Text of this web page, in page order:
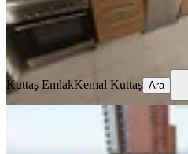
Kuttaş Emlak Kemal Kuttaş
Ara
Kuttaş EmlakKemal Kuttaş Ara
Çankaya
Lüks 14'cı